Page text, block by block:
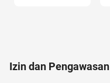
Izin dan Pengawasan